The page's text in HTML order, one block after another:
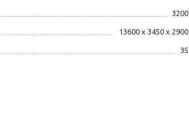
3200
13600 х 3450 х 2900
35